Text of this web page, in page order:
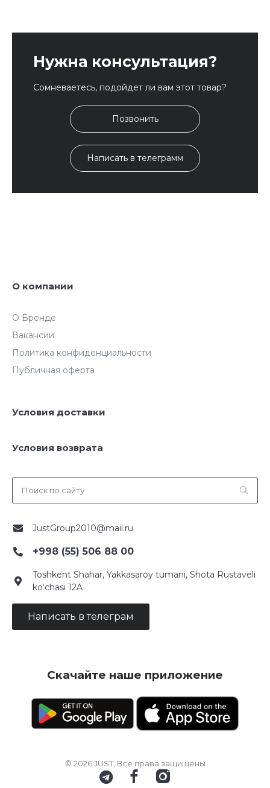
Нужна консультация?
Сомневаетесь, подойдет ли вам этот товар?
Позвонить
Написать в телеграмм
О компании
О Бренде
Вакансии
Политика конфиденциальности
Публичная оферта
Условия доставки
Условия возврата
JustGroup2010@mail.ru
+998 (55) 506 88 00
Toshkent Shahar, Yakkasaroy tumani, Shota Rustaveli
ko‘chasi 12A
Написать в телеграм
Скачайте наше приложение
© 2026 JUST, Все права защищены